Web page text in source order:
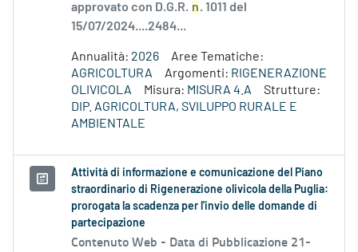
approvato con D.G.R. n. 1011 del
15/07/2024....2484...
Annualità: 2026
Aree Tematiche:
AGRICOLTURA
Argomenti: RIGENERAZIONE
OLIVICOLA
Misura: MISURA 4.A
Strutture:
DIP. AGRICOLTURA, SVILUPPO RURALE E
AMBIENTALE
Attività di informazione e comunicazione del Piano
straordinario di Rigenerazione olivicola della Puglia:
prorogata la scadenza per l'invio delle domande di
partecipazione
Contenuto Web - Data di Pubblicazione 21-